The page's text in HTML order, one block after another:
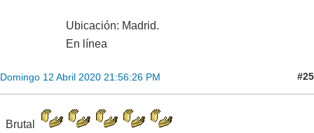
Ubicación: Madrid.
En línea
Domingo 12 Abril 2020 21:56:26 PM #25
Brutal